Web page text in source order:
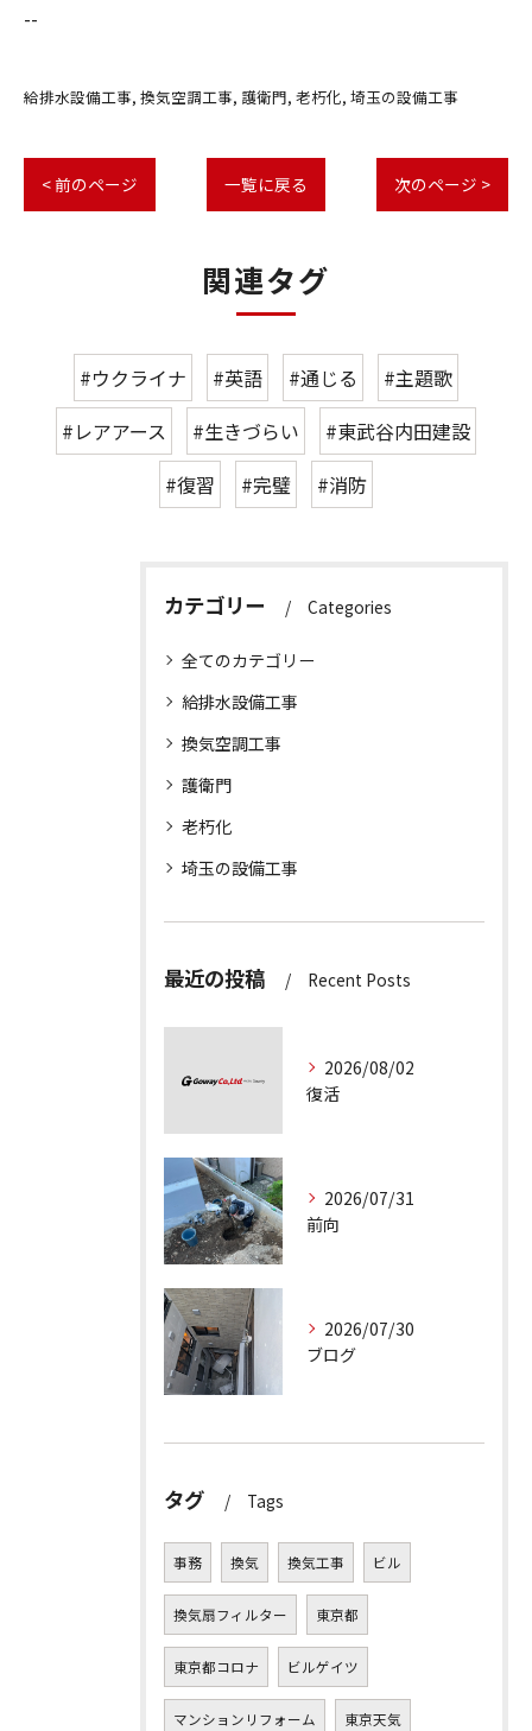
--
給排水設備工事 換気空調工事 護衛門 老朽化 埼玉の設備工事
< 前のページ 一覧に戻る 次のページ >
関連タグ
#ウクライナ #英語 #通じる
#主題歌
#レアアース
#生きづらい
#東武谷内田建設
#復習
#完璧 #消防
カテゴリー Categories
全てのカテゴリー
給排水設備工事
換気空調工事
護衛門
老朽化
埼玉の設備工事
最近の投稿 Recent Posts
2026/08/02
復活
2026/07/31
前向
2026/07/30
ブログ
タグ Tags
事務 換気 換気工事 ビル
換気扇フィルター 東京都
東京都コロナ ビルゲイツ
マンションリフォーム 東京天気